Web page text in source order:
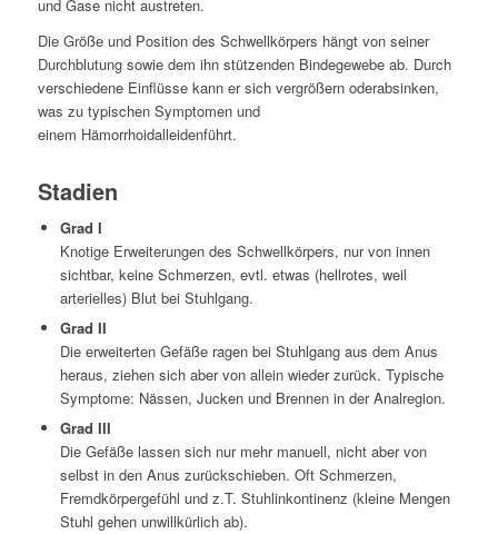
und Gase nicht austreten.
Die Größe und Position des Schwellkörpers hängt von seiner
Durchblutung sowie dem ihn stützenden Bindegewebe ab. Durch
verschiedene Einflüsse kann er sich vergrößern oderabsinken,
was zu typischen Symptomen und
einem Hämorrhoidalleidenführt.
Stadien
Grad I
Knotige Erweiterungen des Schwellkörpers, nur von innen
sichtbar, keine Schmerzen, evtl. etwas (hellrotes, weil
arterielles) Blut bei Stuhlgang.
Grad II
Die erweiterten Gefäße ragen bei Stuhlgang aus dem Anus
heraus, ziehen sich aber von allein wieder zurück. Typische
Symptome: Nässen, Jucken und Brennen in der Analregion.
Grad III
Die Gefäße lassen sich nur mehr manuell, nicht aber von
selbst in den Anus zurückschieben. Oft Schmerzen,
Fremdkörpergefühl und z.T. Stuhlinkontinenz (kleine Mengen
Stuhl gehen unwillkürlich ab).